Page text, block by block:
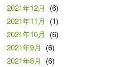
2021年12月
(6)
2021年11月
(1)
2021年10月
(6)
2021年9月
(6)
2021年8月
(6)